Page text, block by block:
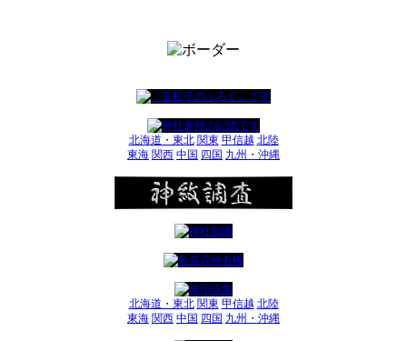
北海道・東北 関東 甲信越 北陸
東海 関西 中国 四国 九州・沖縄
北海道・東北 関東 甲信越 北陸
東海 関西 中国 四国 九州・沖縄